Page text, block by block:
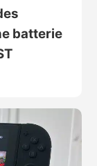
batterie